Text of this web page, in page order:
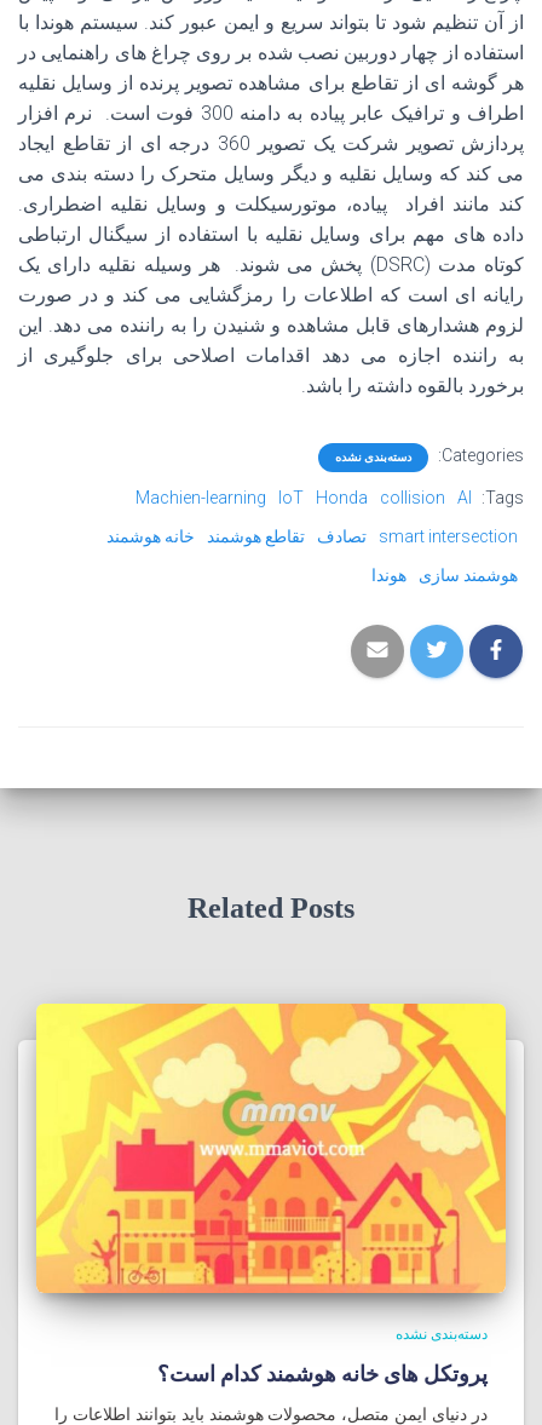
از آن تنظیم شود تا بتواند سریع و ایمن عبور کند. سیستم هوندا با
استفاده از چهار دوربین نصب شده بر روی چراغ های راهنمایی در
هر گوشه ای از تقاطع برای مشاهده تصویر پرنده از وسایل نقلیه
اطراف و ترافیک عابر پیاده به دامنه 300 فوت است. نرم افزار
پردازش تصویر شرکت یک تصویر 360 درجه ای از تقاطع ایجاد
می کند که وسایل نقلیه و دیگر وسایل متحرک را دسته بندی می
کند مانند افراد پیاده، موتورسیکلت و وسایل نقلیه اضطراری.
داده های مهم برای وسایل نقلیه با استفاده از سیگنال ارتباطی
کوتاه مدت (DSRC) پخش می شوند. هر وسیله نقلیه دارای یک
رایانه ای است که اطلاعات را رمزگشایی می کند و در صورت
لزوم هشدارهای قابل مشاهده و شنیدن را به راننده می دهد. این
به راننده اجازه می دهد اقدامات اصلاحی برای جلوگیری از
برخورد بالقوه داشته را باشد.
Categories: دسته‌بندی نشده
Tags:
AI
collision
Honda
IoT
Machien-learning
smart intersection
تصادف تقاطع هوشمند
خانه هوشمند
هوشمند سازی
هوندا
Related Posts
دسته‌بندی نشده
پروتکل های خانه هوشمند کدام است؟
در دنیای ایمن متصل، محصولات هوشمند باید بتوانند اطلاعات را